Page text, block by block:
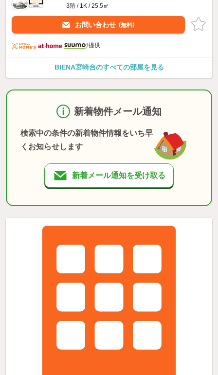
3階 / 1K / 25.5㎡
お問い合わせ （無料）
提供
BIENA宮崎台のすべての部屋を見る
新着物件メール通知
検索中の条件の新着物件情報をいち早
くお知らせします
新着メール通知を受け取る